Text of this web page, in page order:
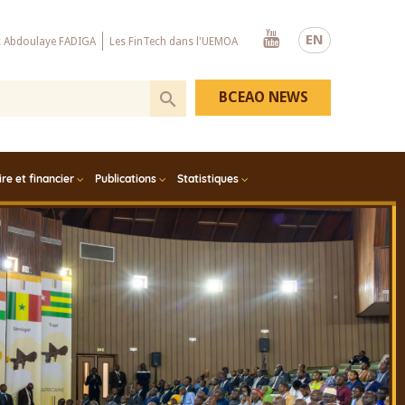
EN
Abdoulaye FADIGA Les FinTech dans l'UEMOA
Youtube
et financier Publications Statistiques
BCEAO NEWS